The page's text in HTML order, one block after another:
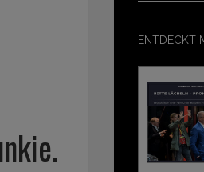
ENTDECKT